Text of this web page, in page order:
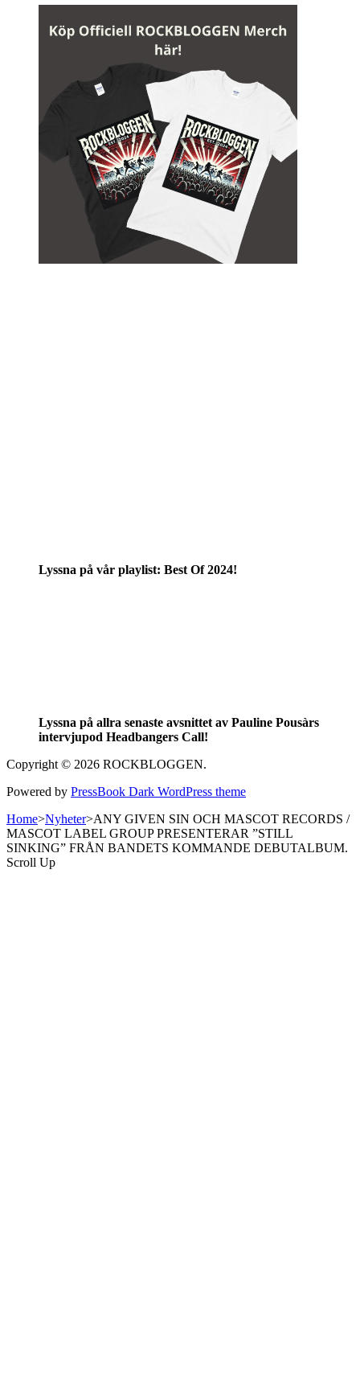
Lyssna på vår playlist: Best Of 2024!
Lyssna på allra senaste avsnittet av Pauline Pousàrs
intervjupod Headbangers Call!
Copyright © 2026 ROCKBLOGGEN.
Powered by PressBook Dark WordPress theme
Home>Nyheter>ANY GIVEN SIN OCH MASCOT RECORDS /
MASCOT LABEL GROUP PRESENTERAR ”STILL
SINKING” FRÅN BANDETS KOMMANDE DEBUTALBUM.
Scroll Up